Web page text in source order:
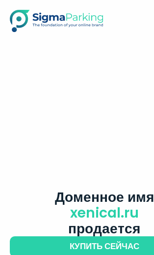
Доменное имя
xenical.ru
продается
КУПИТЬ СЕЙЧАС